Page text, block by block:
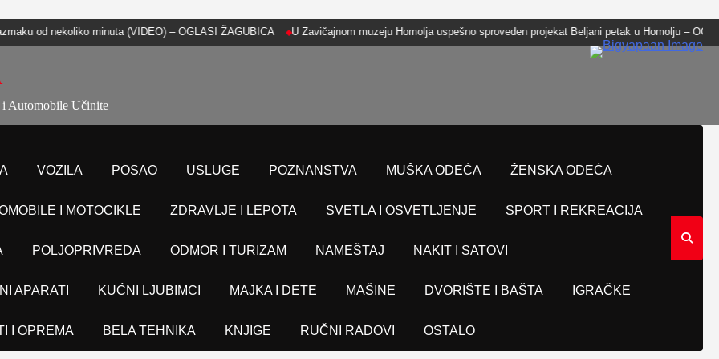
nekoliko minuta (VIDEO) – OGLASI ŽAGUBICA U Zavičajnom muzeju Homolja uspešno sproveden projekat Beljani petak u Homolju – OGLASI
i Automobile Učinite
VOZILA POSAO USLUGE POZNANSTVA MUŠKA ODEĆA ŽENSKA ODEĆA
I MOTOCIKLE ZDRAVLJE I LEPOTA SVETLA I OSVETLJENJE SPORT I REKREACIJA
POLJOPRIVREDA ODMOR I TURIZAM NAMEŠTAJ NAKIT I SATOVI
APARATI KUĆNI LJUBIMCI MAJKA I DETE MAŠINE DVORIŠTE I BAŠTA IGRAČKE
I OPREMA BELA TEHNIKA KNJIGE RUČNI RADOVI OSTALO